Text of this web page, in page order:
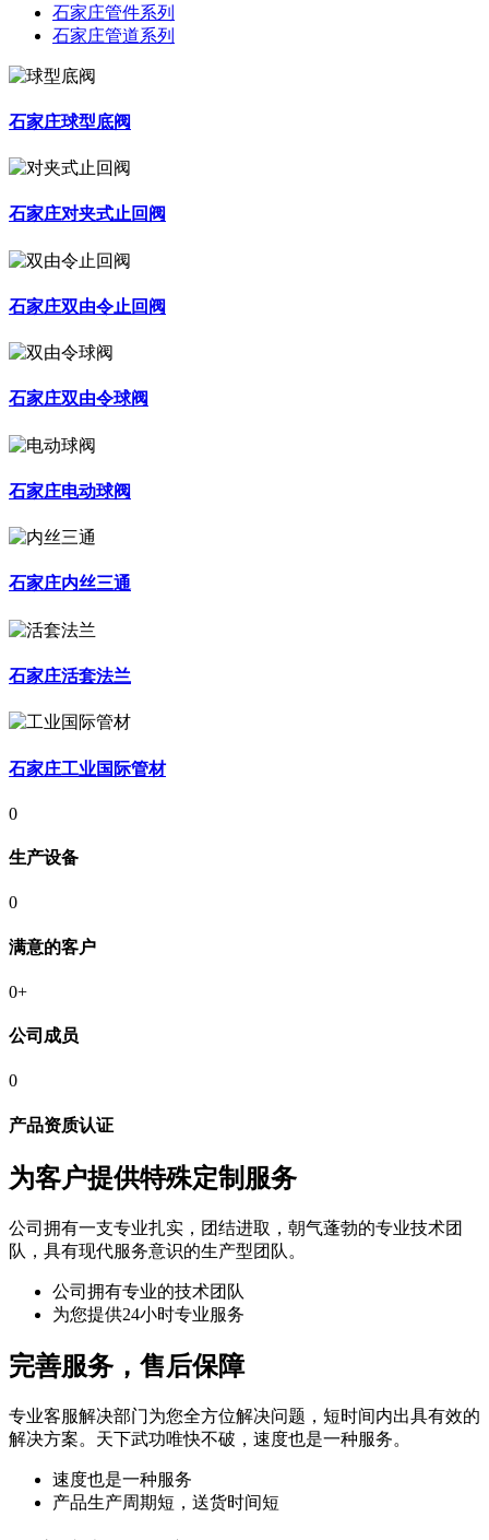
石家庄管件系列
石家庄管道系列
石家庄球型底阀
石家庄对夹式止回阀
石家庄双由令止回阀
石家庄双由令球阀
石家庄电动球阀
石家庄内丝三通
石家庄活套法兰
石家庄工业国际管材
0
生产设备
0
满意的客户
0+
公司成员
0
产品资质认证
为客户提供特殊定制服务
公司拥有一支专业扎实，团结进取，朝气蓬勃的专业技术团
队，具有现代服务意识的生产型团队。
公司拥有专业的技术团队
为您提供24小时专业服务
完善服务，售后保障
专业客服解决部门为您全方位解决问题，短时间内出具有效的
解决方案。天下武功唯快不破，速度也是一种服务。
速度也是一种服务
产品生产周期短，送货时间短